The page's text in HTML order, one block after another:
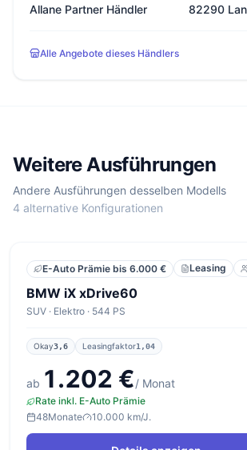
Allane Partner Händler 82290
Alle Angebote dieses Händlers
Weitere Ausführungen
Andere Ausführungen desselben Modells
4 alternative Konfigurationen
E-Auto Prämie bis 6.000 € Leasing
BMW iX xDrive60
SUV · Elektro · 544 PS
Okay3,6 Leasingfaktor1,04
ab 1.202 €/ Monat
Rate inkl. E-Auto Prämie
48Monate 10.000 km/J.